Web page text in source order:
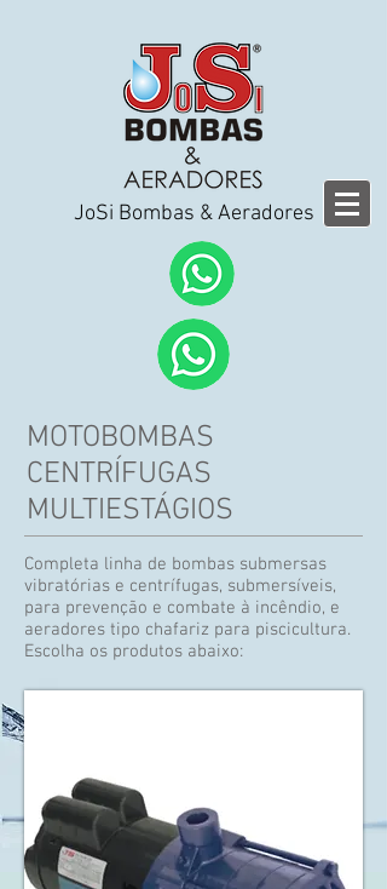
JoSi Bombas & Aeradores
MOTOBOMBAS
CENTRÍFUGAS
MULTIESTÁGIOS
Completa linha de bombas submersas
vibratórias e centrífugas, submersíveis,
para prevenção e combate à incêndio, e
aeradores tipo chafariz para piscicultura.
Escolha os produtos abaixo: